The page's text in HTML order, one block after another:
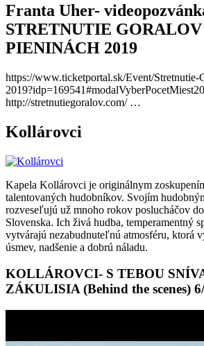
Franta Uher-
STRETNUTIE
PIENINÁCH 2019
https://www.ticketportal.sk/Event/Stretnutie-
2019?idp=169541#modalVyberPocetMiest20
http://stretnutiegoralov.com/ …
Kollárovci
Kapela Kollárovci je originálnym
talentovaných hudobníkov. Svojím
rozveseľujú už mnoho rokov poslucháčov
Slovenska. Ich živá hudba, temperamentný
vytvárajú nezabudnuteľnú atmosféru, ktorá
úsmev, nadšenie a dobrú náladu.
KOLLÁROVCI- S TEBOU
ZÁKULISIA (Behind the scenes)